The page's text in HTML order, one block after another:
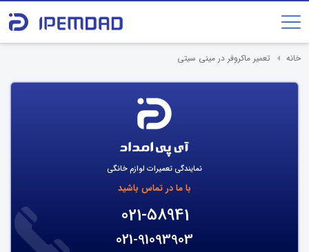
خانه تعمیر ماکروفر در مینی سیتی
نمایندگی تعمیرات لوازم خانگی
با ما در تماس باشید
021-58941
021-91093903